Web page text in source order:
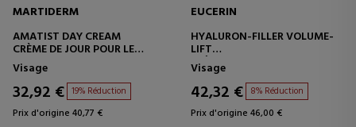
MARTIDERM
AMATIST DAY CREAM
CRÈME DE JOUR POUR LE
VISAGE
Visage
32,92 € 19% Réduction
Prix d'origine 40,77 €
EUCERIN
HYALURON-FILLER VOLUME-
LIFT
CRÈME DE JOUR POUR LE
VISAGE POUR PEAUX
NORMALES À MIXTES
Visage
42,32 € 8% Réduction
Prix d'origine 46,00 €